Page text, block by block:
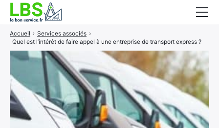
Accueil › Services associés ›
Quel est l’intérêt de faire appel à une entreprise de transport express ?
Gros oeuvre
Second oeuvre
Aménagement intérieur
Piscine et jardin
Services associés